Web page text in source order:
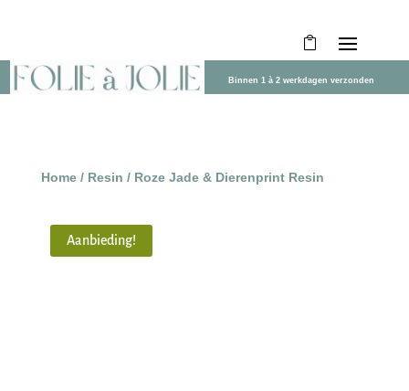
Binnen 1 à 2 werkdagen verzonden
Home/ Resin / Roze Jade & Dierenprint Resin
Aanbieding!